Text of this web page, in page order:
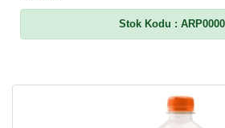
Stok Kodu :